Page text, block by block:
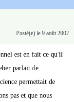
Posté(e) le 9 août 2007
est en fait ce qu'il
parlait de
permettait de
pas et que nous